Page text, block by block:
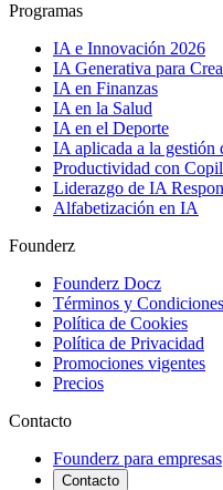
Programas
IA e Innovación 2026
IA Generativa para
IA en Finanzas
IA en la Salud
IA en el Deporte
IA aplicada a la gestión
Productividad con
Liderazgo de IA
Alfabetización en IA
Founderz
Founderz Docz
Términos y Condiciones
Política de Cookies
Política de Privacidad
Promociones vigentes
Precios
Contacto
Founderz para empresas
Contacto